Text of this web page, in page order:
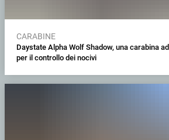
CARABINE
Daystate Alpha Wolf Shadow, una carabina
per il controllo dei nocivi